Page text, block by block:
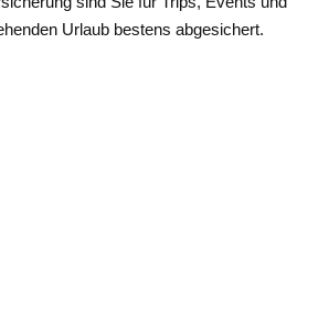
Urlaub bestens abgesichert.